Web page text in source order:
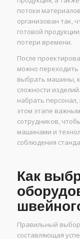
потоки
организован так,
готовой
потери времени.
После
можно переходить
выбрать машины,
сложности
набрать
этом этапе
сотрудников,
машинами и
соблюдения
Как
Правильный
составляющая